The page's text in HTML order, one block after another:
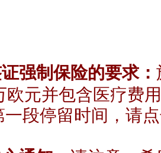
强制保险的要求：
欧元并包含医疗费
一段停留时间，请